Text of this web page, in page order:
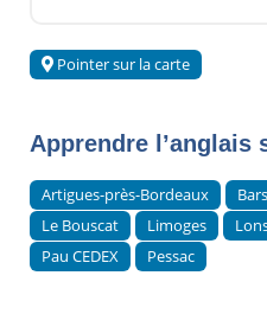
Pointer sur la carte
Apprendre l’anglais
Artigues-près-Bordeaux
Le Bouscat
Limoges
Pau CEDEX
Pessac